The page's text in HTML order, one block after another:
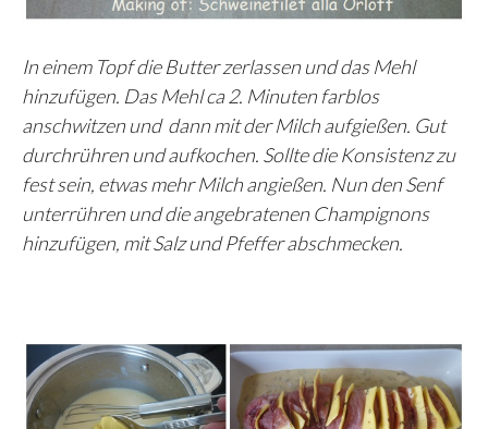
In einem Topf die Butter zerlassen und das Mehl
hinzufügen. Das Mehl ca 2. Minuten farblos
anschwitzen und dann mit der Milch aufgießen. Gut
durchrühren und aufkochen. Sollte die Konsistenz zu
fest sein, etwas mehr Milch angießen. Nun den Senf
unterrühren und die angebratenen Champignons
hinzufügen, mit Salz und Pfeffer abschmecken.